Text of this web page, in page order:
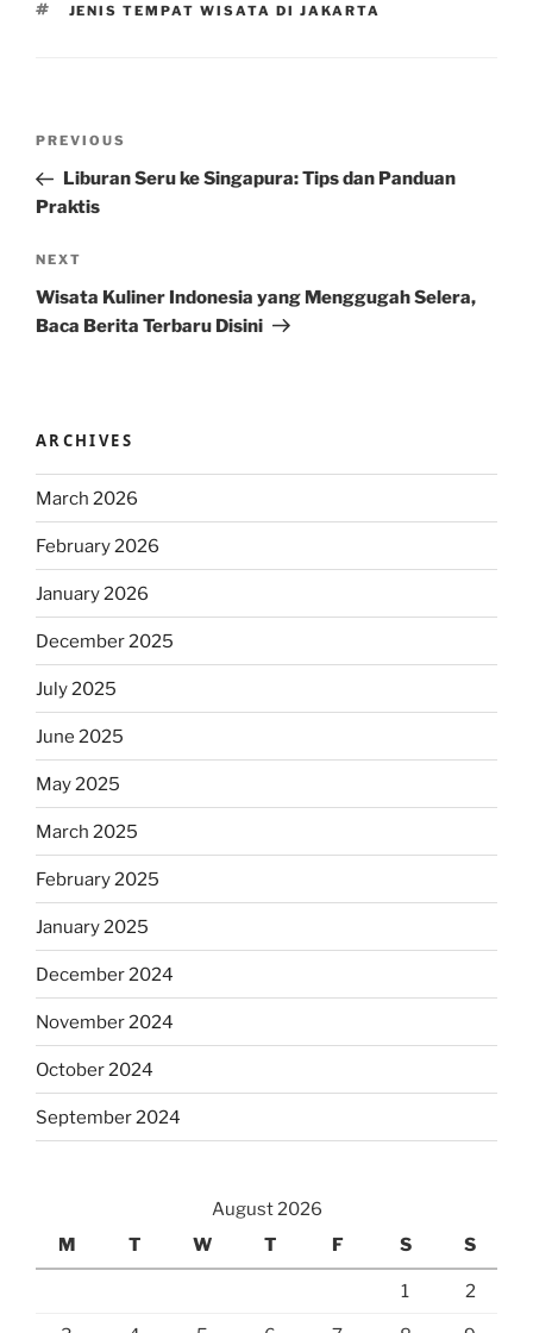
TAGS
JENIS TEMPAT WISATA DI JAKARTA
Previous
Post
PREVIOUS
Liburan Seru ke Singapura: Tips dan Panduan
Praktis
Next
Post
NEXT
Wisata Kuliner Indonesia yang Menggugah Selera,
Baca Berita Terbaru Disini
ARCHIVES
March 2026
February 2026
January 2026
December 2025
July 2025
June 2025
May 2025
March 2025
February 2025
January 2025
December 2024
November 2024
October 2024
September 2024
August 2026
M
T W T F S S
1 2